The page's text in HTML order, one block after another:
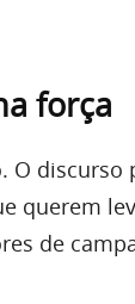
força
O discurso
querem
de